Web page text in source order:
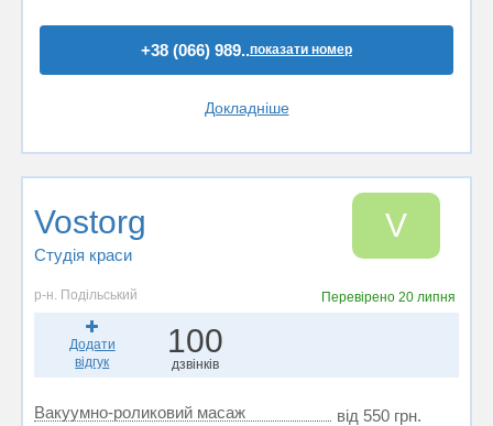
+38 (066) 989..показати номер
Докладніше
Vostorg
Студія краси
V
р-н. Подільський Перевірено 20 липня
Додати
відгук
100
дзвінків
Вакуумно-роликовий масаж
від 550 грн.